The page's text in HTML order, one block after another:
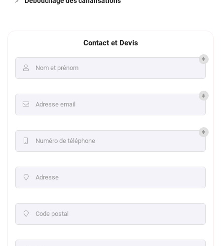
Contact et Devis
 Nom et prénom
 Adresse email
Numéro de téléphone
 Adresse
 Code postal